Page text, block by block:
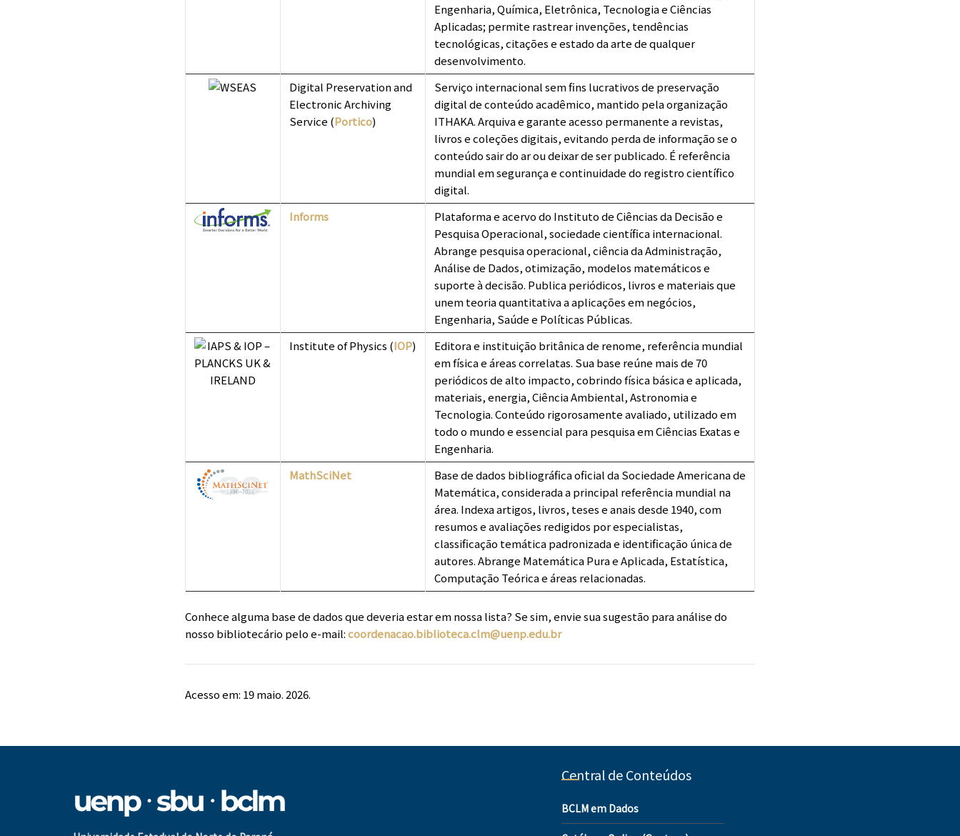
Engenharia, Química, Eletrônica, Tecnologia e Ciências
Aplicadas; permite rastrear invenções, tendências
tecnológicas, citações e estado da arte de qualquer
desenvolvimento.
Digital Preservation and
Electronic Archiving
Service (Portico)
Serviço internacional sem fins lucrativos de preservação
digital de conteúdo acadêmico, mantido pela organização
ITHAKA. Arquiva e garante acesso permanente a revistas,
livros e coleções digitais, evitando perda de informação se o
conteúdo sair do ar ou deixar de ser publicado. É referência
mundial em segurança e continuidade do registro científico
digital.
Informs
Plataforma e acervo do Instituto de Ciências da Decisão e
Pesquisa Operacional, sociedade científica internacional.
Abrange pesquisa operacional, ciência da Administração,
Análise de Dados, otimização, modelos matemáticos e
suporte à decisão. Publica periódicos, livros e materiais que
unem teoria quantitativa a aplicações em negócios,
Engenharia, Saúde e Políticas Públicas.
Institute of Physics (IOP)
Editora e instituição britânica de renome, referência mundial
em física e áreas correlatas. Sua base reúne mais de 70
periódicos de alto impacto, cobrindo física básica e aplicada,
materiais, energia, Ciência Ambiental, Astronomia e
Tecnologia. Conteúdo rigorosamente avaliado, utilizado em
todo o mundo e essencial para pesquisa em Ciências Exatas e
Engenharia.
MathSciNet
Base de dados bibliográfica oficial da Sociedade Americana de
Matemática, considerada a principal referência mundial na
área. Indexa artigos, livros, teses e anais desde 1940, com
resumos e avaliações redigidos por especialistas,
classificação temática padronizada e identificação única de
autores. Abrange Matemática Pura e Aplicada, Estatística,
Computação Teórica e áreas relacionadas.
Conhece alguma base de dados que deveria estar em nossa lista? Se sim, envie sua sugestão para análise do
nosso bibliotecário pelo e-mail:coordenacao.biblioteca.clm@uenp.edu.br
Acesso em: 19 maio. 2026.
Central de Conteúdos
BCLM em Dados